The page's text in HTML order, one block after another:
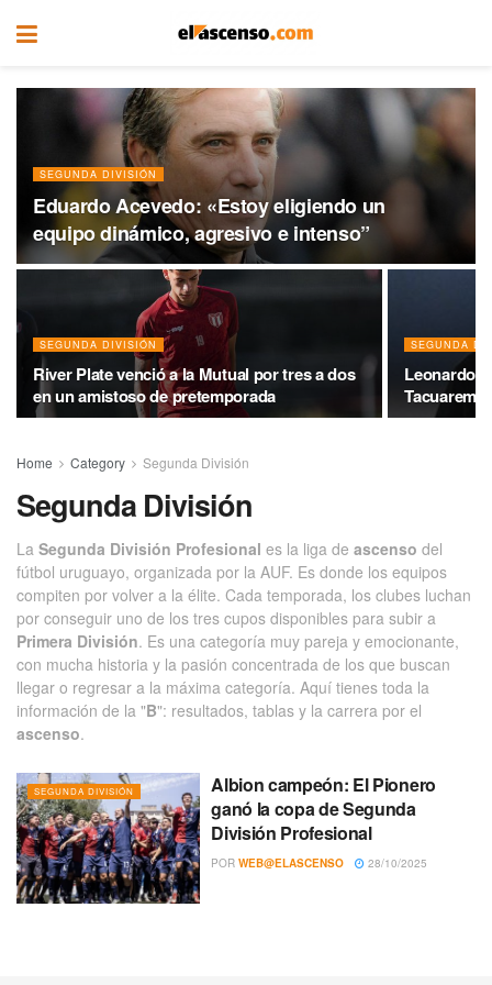
SEGUNDA DIVISIÓN
Eduardo Acevedo: «Estoy eligiendo un
equipo dinámico, agresivo e intenso”
SEGUNDA DIVISIÓN
River Plate venció a la Mutual por tres a dos
en un amistoso de pretemporada
SEGUNDA
Leonardo
Home Category Segunda División
Segunda División
La Segunda División Profesional es la liga de ascenso del
fútbol uruguayo, organizada por la AUF. Es donde los equipos
compiten por volver a la élite. Cada temporada, los clubes luchan
por conseguir uno de los tres cupos disponibles para subir a
Primera División. Es una categoría muy pareja y emocionante,
con mucha historia y la pasión concentrada de los que buscan
llegar o regresar a la máxima categoría. Aquí tienes toda la
información de la "B": resultados, tablas y la carrera por el
ascenso.
SEGUNDA DIVISIÓN
Albion campeón: El Pionero
ganó la copa de Segunda
División Profesional
POR WEB@ELASCENSO 28/10/2025